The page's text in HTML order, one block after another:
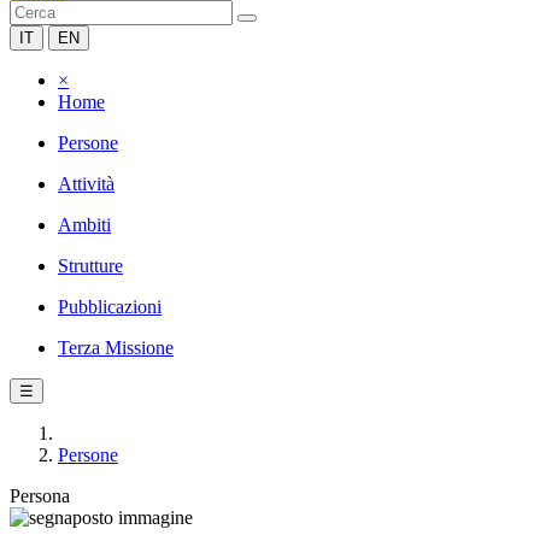
IT EN
×
Home
Persone
Attività
Ambiti
Strutture
Pubblicazioni
Terza Missione
☰
Persone
Persona